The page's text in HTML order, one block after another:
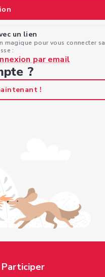
un lien
magique pour vous connecter
:
par email
?
!
Participer